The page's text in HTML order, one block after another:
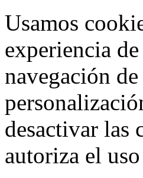
Usamos
experiencia
navegación
desactivar las
autoriza el